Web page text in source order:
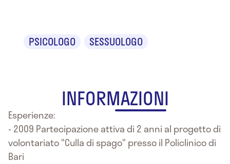
PSICOLOGO SESSUOLOGO
INFORMAZIONI
Esperienze:
- 2009 Partecipazione attiva di 2 anni al progetto di
volontariato "Culla di spago" presso il Policlinico di
Bari